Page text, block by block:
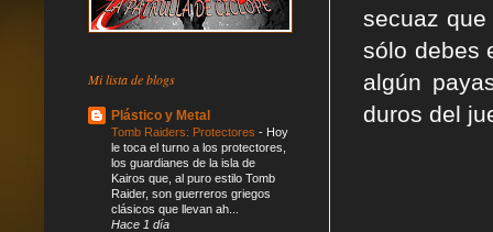
secuaz
sólo debes
algún
duros del
Mi lista de blogs
Plástico y Metal
Tomb Raiders: Protectores - Hoy
le toca el turno a los protectores,
los guardianes de la isla de
Kairos que, al puro estilo Tomb
Raider, son guerreros griegos
clásicos que llevan ah...
Hace 1 día